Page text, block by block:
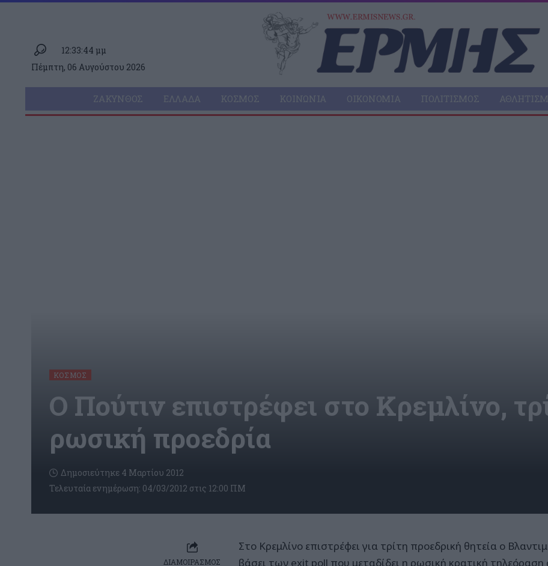
12:33:44 μμ
Πέμπτη, 06 Αυγούστου 2026
ΖΆΚΥΝΘΟΣ ΕΛΛΆΔΑ ΚΌΣΜΟΣ ΚΟΙΝΩΝΊΑ ΟΙΚΟΝΟΜΊΑ ΠΟΛΙΤΙΣΜΌΣ
ΚΌΣΜΟΣ
Ο Πούτιν επιστρέφει στο Κρεμλίνο,
ρωσική προεδρία
Τελευταία ενημέρωση: 04/03/2012 στις 12:00 ΠΜ
Δημοσιεύτηκε 4 Μαρτίου 2012
ΔΙΑΜΟΙΡΑΣΜΟΣ
Στο Κρεμλίνο επιστρέφει για τρίτη προεδρική θητεία ο
βάσει των exit poll που μεταδίδει η ρωσική κρατική τηλεόραση